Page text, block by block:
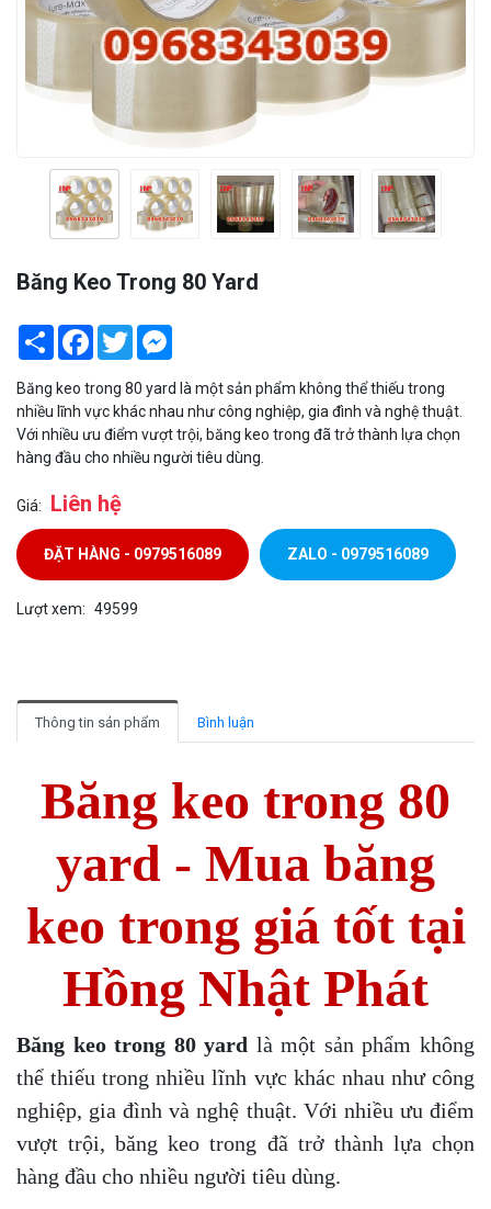
Băng Keo Trong 80 Yard
Share Facebook
Twitter
Băng keo trong 80 yard là một sản phẩm không thể thiếu trong
nhiều lĩnh vực khác nhau như công nghiệp, gia đình và nghệ thuật.
Với nhiều ưu điểm vượt trội, băng keo trong đã trở thành lựa chọn
hàng đầu cho nhiều người tiêu dùng.
Giá: Liên hệ
ĐẶT HÀNG - 0979516089 ZALO - 0979516089
Lượt xem: 49599
Thông tin sản phẩm Bình luận
Băng keo trong 80
yard - Mua băng
keo trong giá tốt tại
Hồng Nhật Phát
Băng keo trong 80 yard là một sản phẩm không
thể thiếu trong nhiều lĩnh vực khác nhau như công
nghiệp, gia đình và nghệ thuật. Với nhiều ưu điểm
vượt trội, băng keo trong đã trở thành lựa chọn
hàng đầu cho nhiều người tiêu dùng.